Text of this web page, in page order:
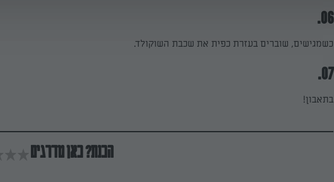
06.
כשמגישים, שוברים בעזרת כפית את שכבת השוקולד.
07.
בתאבון!
הכנת? כאן מדרגים